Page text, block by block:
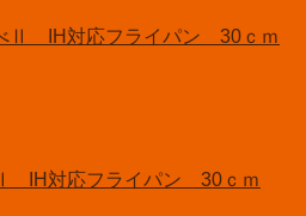
IH対応フライパン 30ｃｍ